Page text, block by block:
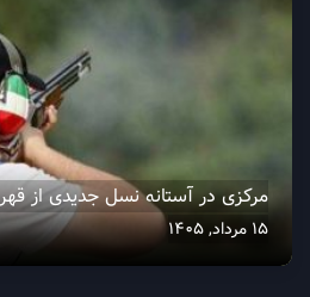
مرکزی در آستانه نسل جدیدی از
15 مرداد, 1405